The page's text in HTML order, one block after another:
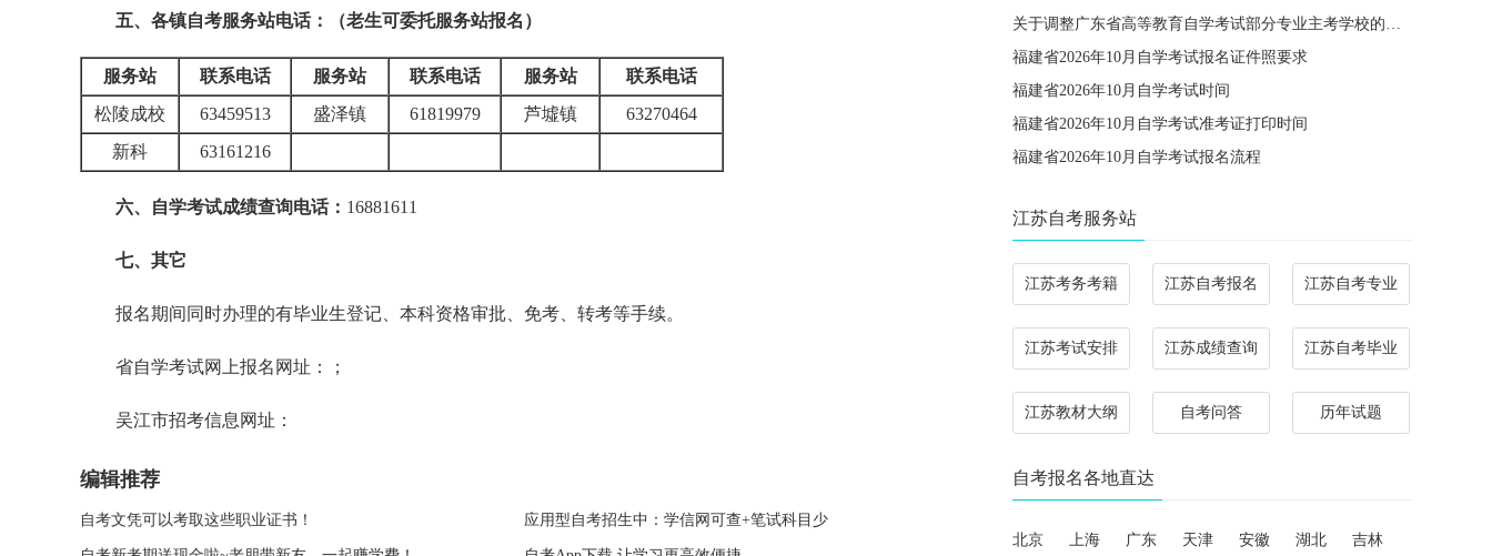
五、各镇自考服务站电话：（老生可委托服务站报名）
服务站 联系电话 服务站 联系电话 服务站
联系电话
松陵成校
63459513 盛泽镇 61819979 芦墟镇
63270464
新科
63161216
六、自学考试成绩查询电话： 16881611
七、其它
报名期间同时办理的有毕业生登记、本科资格审批、免考、转考等手续。
省自学考试网上报名网址： ；
吴江市招考信息网址：
编辑推荐
自考文凭可以考取这些职业证书！ 应用型自考招生中：学信网可查+笔试科目少
关于调整广东省高等教育自学考试部分专业主考学校的通知
福建省2026年10月自学考试报名证件照要求
福建省2026年10月自学考试时间
福建省2026年10月自学考试准考证打印时间
福建省2026年10月自学考试报名流程
江苏自考服务站
江苏考务考籍 江苏自考报名 江苏自考专业
江苏考试安排 江苏成绩查询 江苏自考毕业
江苏教材大纲 自考问答 历年试题
自考报名各地直达
北京 上海 广东 天津 安徽 湖北 吉林